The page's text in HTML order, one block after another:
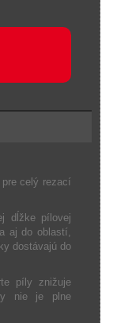
celý rezací
dĺžke pílovej
aj do oblastí,
dostávajú do
píly znižuje
nie je plne